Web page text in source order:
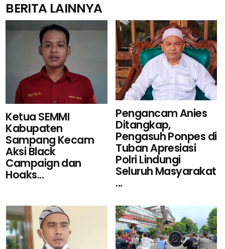
BERITA LAINNYA
Ketua SEMMI
Kabupaten
Sampang Kecam
Aksi Black
Campaign dan
Hoaks...
Pengancam Anies
Ditangkap,
Pengasuh Ponpes di
Tuban Apresiasi
Polri Lindungi
Seluruh Masyarakat
...